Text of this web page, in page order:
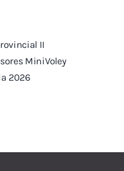
II
MiniVoley
2026